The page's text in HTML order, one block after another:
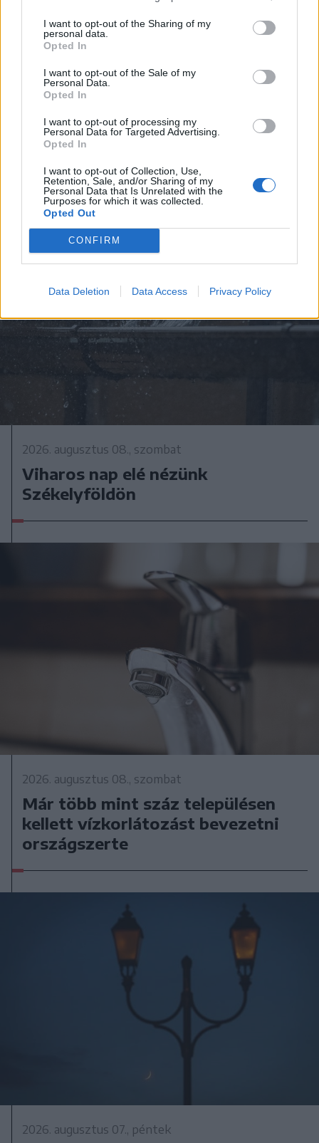
I want to opt-out of the Sharing of my
personal data.
Opted In
I want to opt-out of the Sale of my
Personal Data.
Opted In
I want to opt-out of processing my
Personal Data for Targeted Advertising.
Opted In
I want to opt-out of Collection, Use,
Retention, Sale, and/or Sharing of my
Personal Data that Is Unrelated with the
Purposes for which it was collected.
Opted Out
CONFIRM
Data Deletion Data Access Privacy Policy
2026. augusztus 08., szombat
Nicușor Dan: prioritásként kell
kezelni az euró bevezetését
2026. augusztus 08., szombat
Viharos nap elé nézünk
Székelyföldön
2026. augusztus 08., szombat
Már több mint száz településen
kellett vízkorlátozást bevezetni
országszerte
2026. augusztus 07., péntek